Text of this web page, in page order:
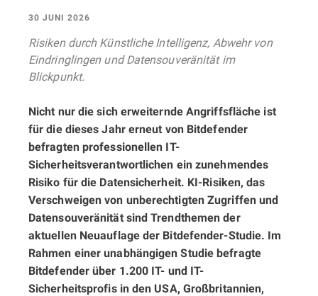
30 JUNI 2026
Risiken durch Künstliche Intelligenz, Abwehr von
Eindringlingen und Datensouveränität im
Blickpunkt.
Nicht nur die sich erweiternde Angriffsfläche ist
für die dieses Jahr erneut von Bitdefender
befragten professionellen IT-
Sicherheitsverantwortlichen ein zunehmendes
Risiko für die Datensicherheit. KI-Risiken, das
Verschweigen von unberechtigten Zugriffen und
Datensouveränität sind Trendthemen der
aktuellen Neuauflage der Bitdefender-Studie. Im
Rahmen einer unabhängigen Studie befragte
Bitdefender über 1.200 IT- und IT-
Sicherheitsprofis in den USA, Großbritannien,